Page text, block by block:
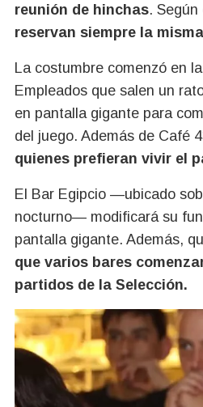
reunión de hinchas.
reservan siempre la
La costumbre comenzó en
Empleados que salen un
en pantalla gigante para
del juego. Además de Café
quienes prefieran vivir el
El Bar Egipcio —ubicado
nocturno— modificará su
pantalla gigante. Además,
que varios bares
partidos de la Selección.